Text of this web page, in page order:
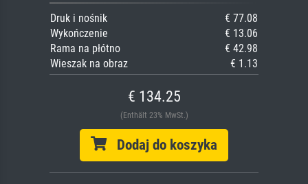
Druk i nośnik
€ 77.08
Wykończenie
€ 13.06
Rama na płótno
€ 42.98
Wieszak na obraz
€ 1.13
€ 134.25
(Enthält 23% MwSt.)
Dodaj do koszyka